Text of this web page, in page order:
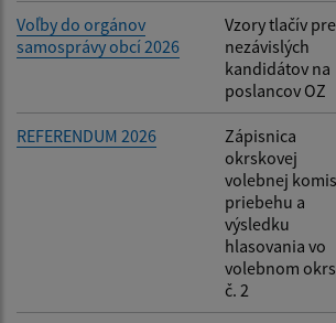
Voľby do orgánov
samosprávy obcí 2026
Vzory tlačív pre
nezávislých
kandidátov na
poslancov OZ
REFERENDUM 2026
Zápisnica
okrskovej
volebnej
priebehu a
výsledku
hlasovania vo
volebnom
č. 2